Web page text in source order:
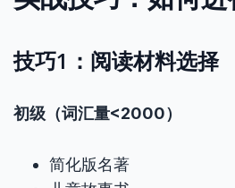
技巧1：阅读材料选择
初级（词汇量<2000）
简化版名著